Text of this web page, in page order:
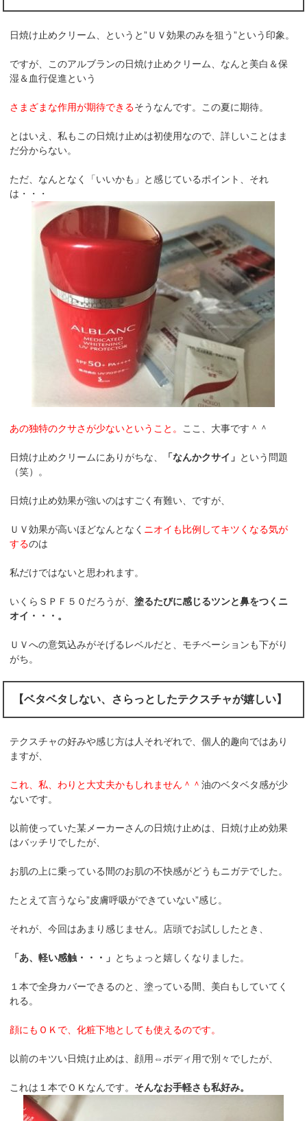
日焼け止めクリーム、というと”ＵＶ効果のみを狙う”という印象。
ですが、このアルブランの日焼け止めクリーム、なんと美白＆保
湿＆血行促進という
さまざまな作用が期待できるそうなんです。この夏に期待。
とはいえ、私もこの日焼け止めは初使用なので、詳しいことはま
だ分からない。
ただ、なんとなく「いいかも」と感じているポイント、それ
は・・・
あの独特のクサさが少ないということ。 ここ、大事です＾＾
日焼け止めクリームにありがちな、 「なんかクサイ」 という問題
（笑）。
日焼け止め効果が強いのはすごく有難い、ですが、
ＵＶ効果が高いほどなんとなく ニオイも比例してキツくなる気が
するのは
私だけではないと思われます。
いくらＳＰＦ５０だろうが、塗るたびに感じるツンと鼻をつくニ
オイ・・・。
ＵＶへの意気込みがそげるレベルだと、モチベーションも下がり
がち。
【ベタベタしない、さらっとしたテクスチャが嬉しい】
テクスチャの好みや感じ方は人それぞれで、個人的趣向ではあり
ますが、
これ、私、わりと大丈夫かもしれません＾＾油のベタベタ感が少
ないです。
以前使っていた某メーカーさんの日焼け止めは、日焼け止め効果
はバッチリでしたが、
お肌の上に乗っている間のお肌の不快感がどうもニガテでした。
たとえて言うなら”皮膚呼吸ができていない”感じ。
それが、今回はあまり感じません。店頭でお試ししたとき、
「あ、軽い感触・・・」 とちょっと嬉しくなりました。
１本で全身カバーできるのと、塗っている間、美白もしていてく
れる。
顔にもＯＫで、化粧下地としても使えるのです。
以前のキツい日焼け止めは、顔用⇔ボディ用で別々でしたが、
これは１本でＯＫなんです。 そんなお手軽さも私好み。